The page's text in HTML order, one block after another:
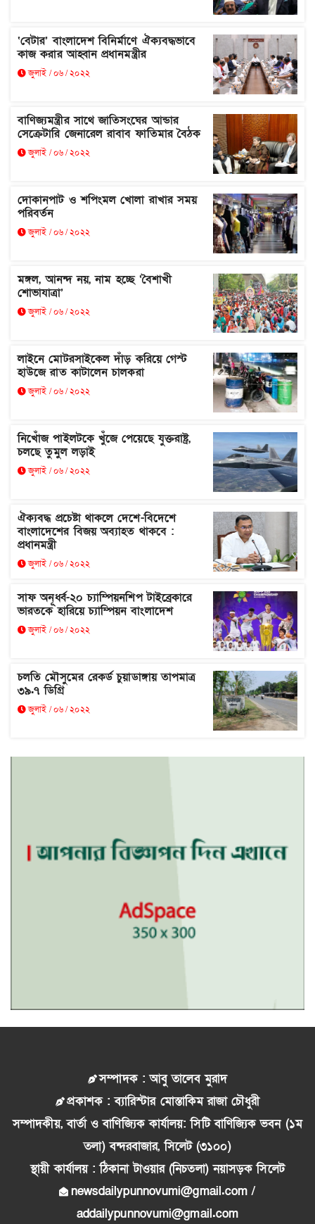
‘বেটার’ বাংলাদেশ বিনির্মাণে ঐক্যবদ্ধভাবে
কাজ করার আহ্বান প্রধানমন্ত্রীর
জুলাই / ০৬ / ২০২২
বাণিজ্যমন্ত্রীর সাথে জাতিসংঘের আন্ডার
সেক্রেটারি জেনারেল রাবাব ফাতিমার বৈঠক
জুলাই / ০৬ / ২০২২
দোকানপাট ও শপিংমল খোলা রাখার সময়
পরিবর্তন
জুলাই / ০৬ / ২০২২
মঙ্গল, আনন্দ নয়, নাম হচ্ছে ‘বৈশাখী
শোভাযাত্রা’
জুলাই / ০৬ / ২০২২
লাইনে মোটরসাইকেল দাঁড় করিয়ে গেস্ট
হাউজে রাত কাটালেন চালকরা
জুলাই / ০৬ / ২০২২
নিখোঁজ পাইলটকে খুঁজে পেয়েছে যুক্তরাষ্ট্র,
চলছে তুমুল লড়াই
জুলাই / ০৬ / ২০২২
ঐক্যবদ্ধ প্রচেষ্টা থাকলে দেশে-বিদেশে
বাংলাদেশের বিজয় অব্যাহত থাকবে :
প্রধানমন্ত্রী
জুলাই / ০৬ / ২০২২
সাফ অনূর্ধ্ব-২০ চ্যাম্পিয়নশিপ টাইব্রেকারে
ভারতকে হারিয়ে চ্যাম্পিয়ন বাংলাদেশ
জুলাই / ০৬ / ২০২২
চলতি মৌসুমের রেকর্ড চুয়াডাঙ্গায় তাপমাত্র
৩৯.৭ ডিগ্রি
জুলাই / ০৬ / ২০২২
সম্পাদক : আবু তালেব মুরাদ
প্রকাশক : ব্যারিস্টার মোস্তাকিম রাজা চৌধুরী
সম্পাদকীয়, বার্তা ও বাণিজ্যিক কার্যালয়: সিটি বাণিজ্যিক ভবন (১ম
তলা) বন্দরবাজার, সিলেট (৩১০০)
স্থায়ী কার্যালয় : ঠিকানা টাওয়ার (নিচতলা) নয়াসড়ক সিলেট
newsdailypunnovumi@gmail.com /
addailypunnovumi@gmail.com